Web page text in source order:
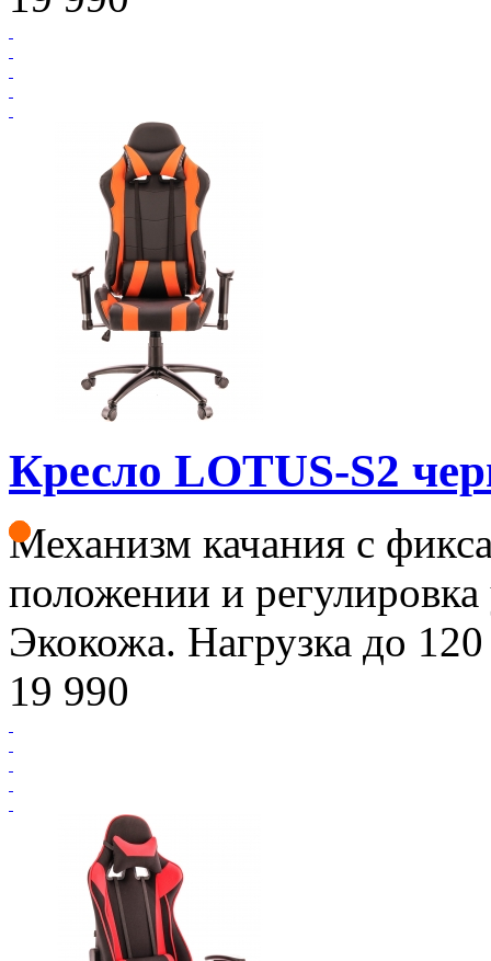
Кресло LOTUS-S2
Механизм качания с
положении и
Экокожа. Нагрузка до
19 990